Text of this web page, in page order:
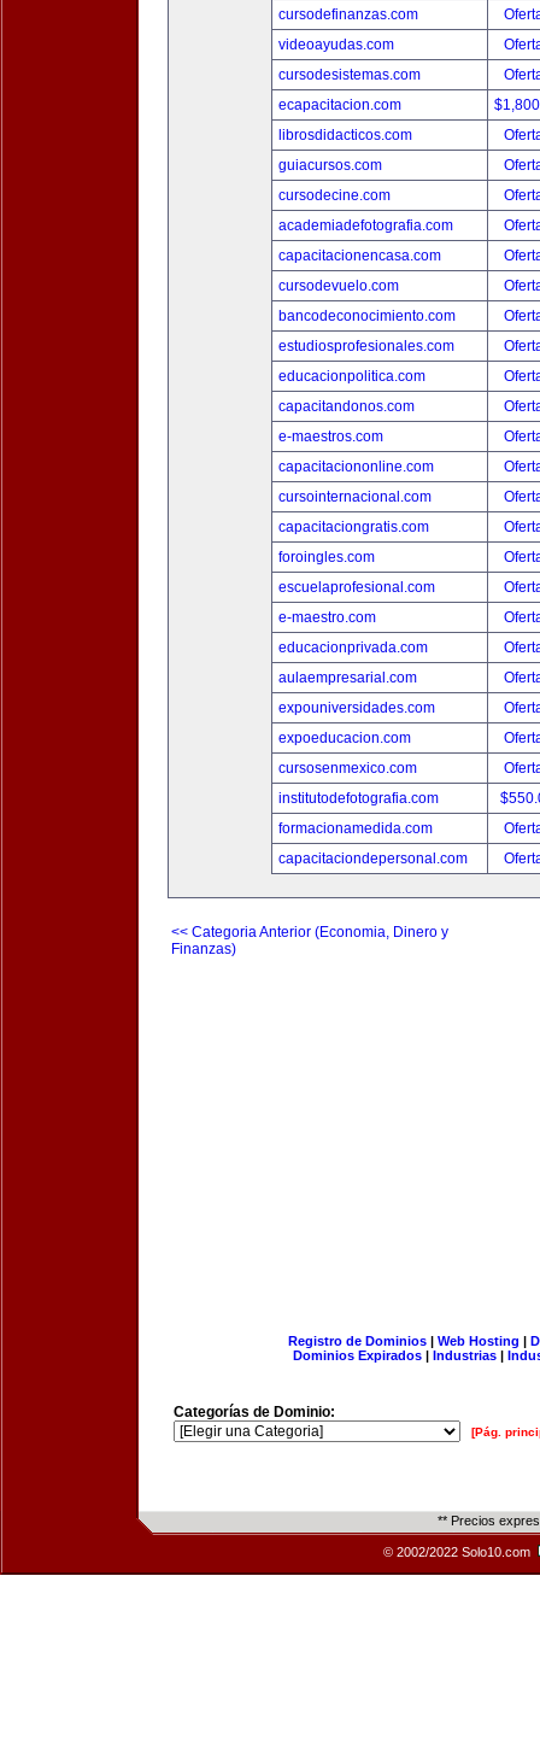
cursodefinanzas.com
videoayudas.com
cursodesistemas.com
ecapacitacion.com
librosdidacticos.com
guiacursos.com
cursodecine.com
academiadefotografia.com
capacitacionencasa.com
cursodevuelo.com
bancodeconocimiento.com
estudiosprofesionales.com
educacionpolitica.com
capacitandonos.com
e-maestros.com
capacitaciononline.com
cursointernacional.com
capacitaciongratis.com
foroingles.com
escuelaprofesional.com
e-maestro.com
educacionprivada.com
aulaempresarial.com
expouniversidades.com
expoeducacion.com
cursosenmexico.com
institutodefotografia.com
formacionamedida.com
capacitaciondepersonal.com
<< Categoria Anterior (Economia, Dinero y
Finanzas)
Registro de Dominios| Web Hosting |
Dominios Expirados | Industrias |
Categorías de Dominio:
[Pág.
** Precios
© 2002/2022 Solo10.com